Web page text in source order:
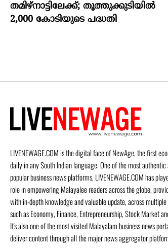
തമിഴ്നാട്ടിലേക്ക്; തൂത്തുക്കുടിയിൽ
2,000 കോടിയുടെ പദ്ധതി
LIVENEWAGE.COM is the digital face of NewAge, the first
daily in any South Indian language. One of the most authentic
popular business news platforms, LIVENEWAGE.COM has
role in empowering Malayalee readers across the globe,
with in-depth knowledge and valuable update, across multiple
such as Economy, Finance, Entrepreneurship, Stock Market
It's also one of the most visited Malayalam business news
deliver content through all the major news aggregator